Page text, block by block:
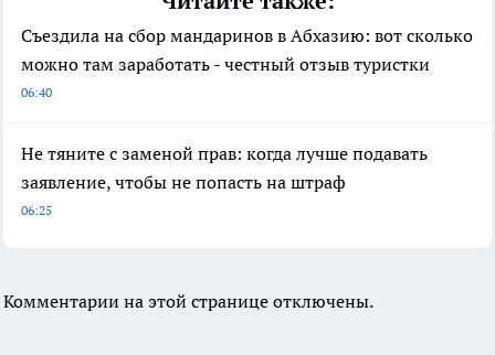
Съездила на сбор мандаринов в Абхазию: вот сколько
можно там заработать - честный отзыв туристки
06:40
Не тяните с заменой прав: когда лучше подавать
заявление, чтобы не попасть на штраф
06:25
Комментарии на этой странице отключены.